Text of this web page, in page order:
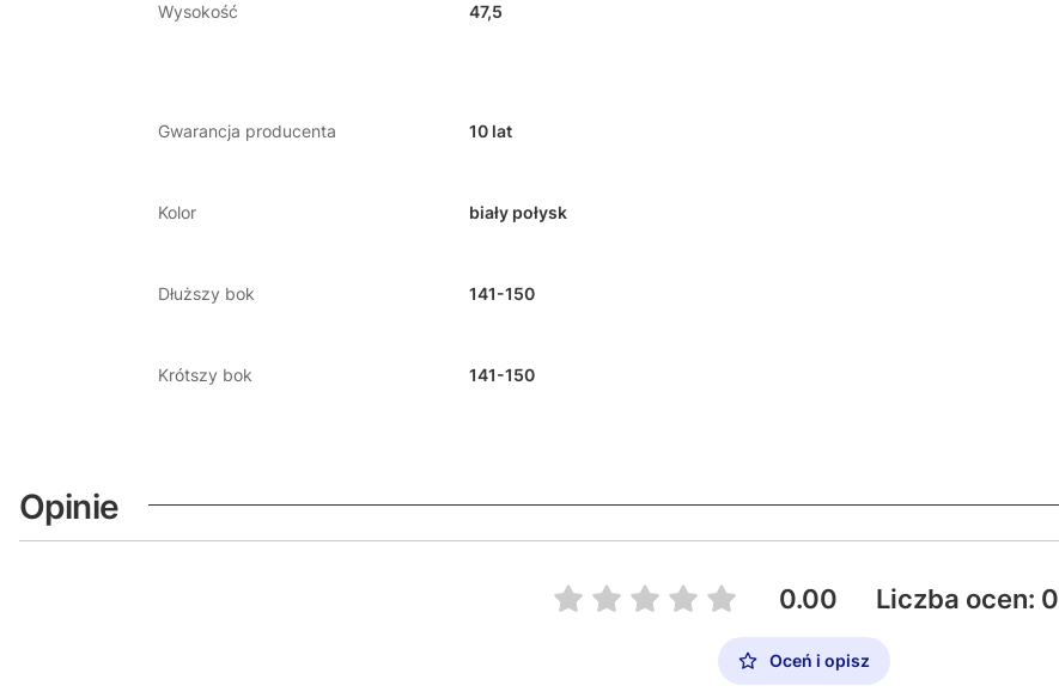
Wysokość 47,5
Gwarancja producenta 10 lat
Kolor biały połysk
Dłuższy bok 141-150
Krótszy bok 141-150
Opinie
0.00 Liczba ocen: 0
Oceń i opisz